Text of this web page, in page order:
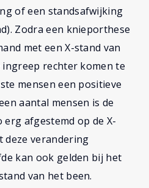
of een standsafwijking
Zodra een knieporthese
met een X-stand van
ingreep rechter komen te
mensen een positieve
aantal mensen is de
afgestemd op de X-
deze verandering
kan ook gelden bij het
van het been.